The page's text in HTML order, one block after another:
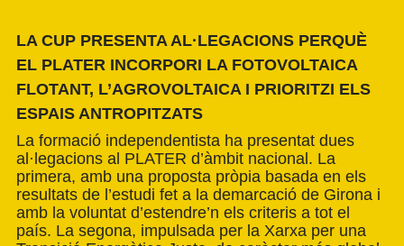
LA CUP PRESENTA AL·LEGACIONS PERQUÈ
EL PLATER INCORPORI LA FOTOVOLTAICA
FLOTANT, L’AGROVOLTAICA I PRIORITZI ELS
ESPAIS ANTROPITZATS
La formació independentista ha presentat dues
al·legacions al PLATER d’àmbit nacional. La
primera, amb una proposta pròpia basada en els
resultats de l’estudi fet a la demarcació de Girona i
amb la voluntat d’estendre’n els criteris a tot el
país. La segona, impulsada per la Xarxa per una